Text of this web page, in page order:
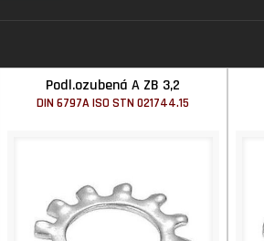
Podl.ozubená A ZB 3,2
DIN 6797A ISO STN 021744.15